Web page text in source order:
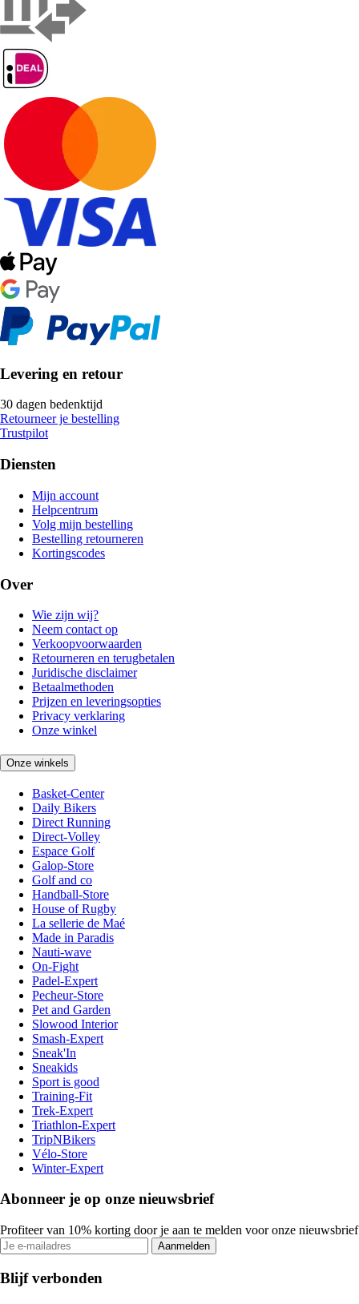
Levering en retour
30 dagen bedenktijd
Retourneer je bestelling
Trustpilot
Diensten
Mijn account
Helpcentrum
Volg mijn bestelling
Bestelling retourneren
Kortingscodes
Over
Wie zijn wij?
Neem contact op
Verkoopvoorwaarden
Retourneren en terugbetalen
Juridische disclaimer
Betaalmethoden
Prijzen en leveringsopties
Privacy verklaring
Onze winkel
Onze winkels
Basket-Center
Daily Bikers
Direct Running
Direct-Volley
Espace Golf
Galop-Store
Golf and co
Handball-Store
House of Rugby
La sellerie de Maé
Made in Paradis
Nauti-wave
On-Fight
Padel-Expert
Pecheur-Store
Pet and Garden
Slowood Interior
Smash-Expert
Sneak'In
Sneakids
Sport is good
Training-Fit
Trek-Expert
Triathlon-Expert
TripNBikers
Vélo-Store
Winter-Expert
Abonneer je op onze nieuwsbrief
Profiteer van 10% korting door je aan te melden voor onze nieuwsbrief
Aanmelden
Blijf verbonden